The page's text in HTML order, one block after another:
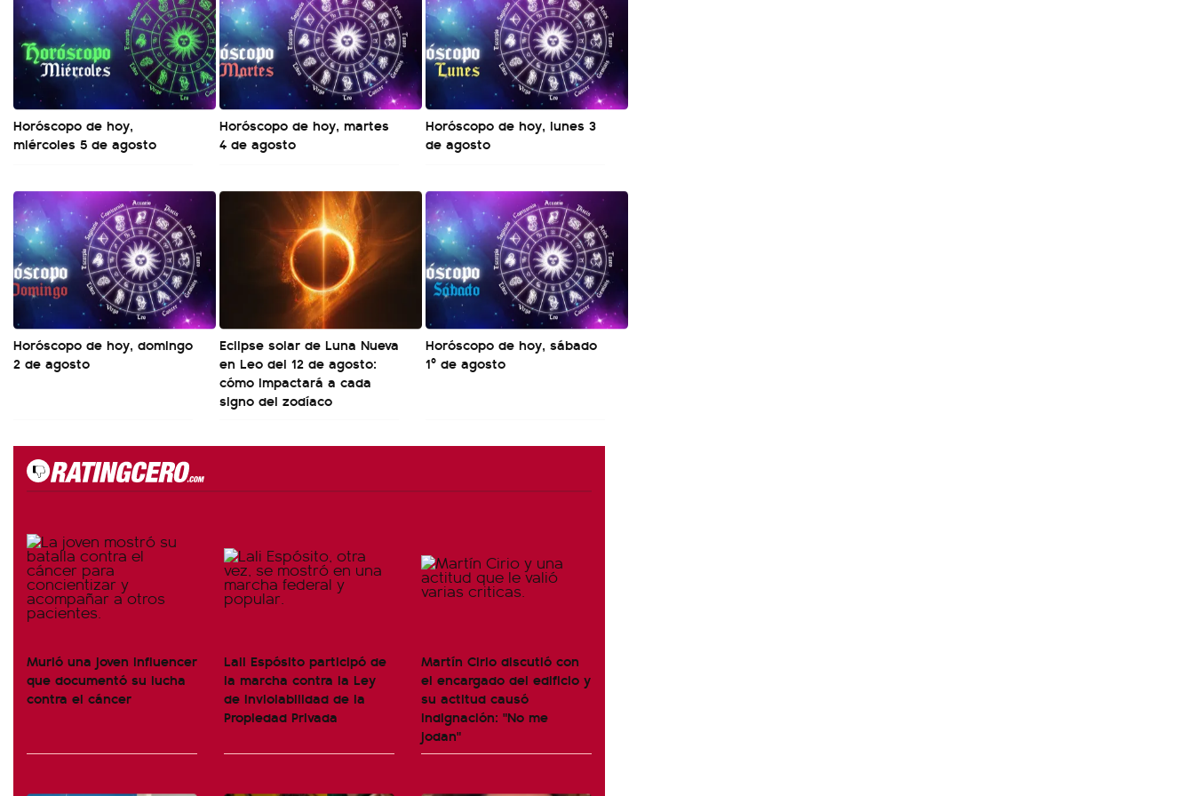
Horóscopo de hoy,
miércoles 5 de agosto
Horóscopo de hoy, martes
4 de agosto
Horóscopo de hoy, lunes 3
de agosto
Horóscopo de hoy, domingo
2 de agosto
Eclipse solar de Luna Nueva
en Leo del 12 de agosto:
cómo impactará a cada
signo del zodíaco
Horóscopo de hoy, sábado
1º de agosto
Murió una joven influencer
que documentó su lucha
contra el cáncer
Lali Espósito participó de
la marcha contra la Ley
de Inviolabilidad de la
Propiedad Privada
Martín Cirio discutió con
el encargado del edificio y
su actitud causó
indignación: "No me
jodan"